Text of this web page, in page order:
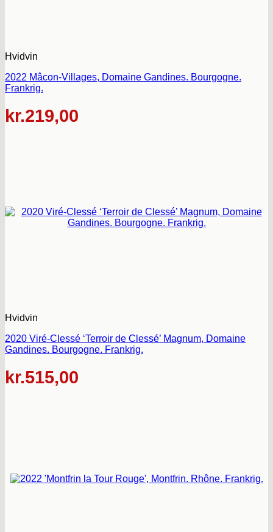
Hvidvin
2022 Mâcon-Villages, Domaine Gandines. Bourgogne.
Frankrig.
kr.219,00
Hvidvin
2020 Viré-Clessé ‘Terroir de Clessé’ Magnum, Domaine
Gandines. Bourgogne. Frankrig.
kr.515,00